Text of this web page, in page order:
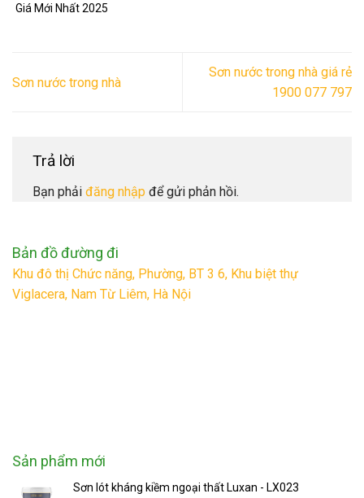
Giá Mới Nhất 2025
Sơn nước trong nhà
Sơn nước trong nhà giá rẻ
1900 077 797
Trả lời
Bạn phải đăng nhập để gửi phản hồi.
Bản đồ đường đi
Khu đô thị Chức năng, Phường, BT 3 6, Khu biệt thự
Viglacera, Nam Từ Liêm, Hà Nội
Sản phẩm mới
Sơn lót kháng kiềm ngoại thất Luxan - LX023